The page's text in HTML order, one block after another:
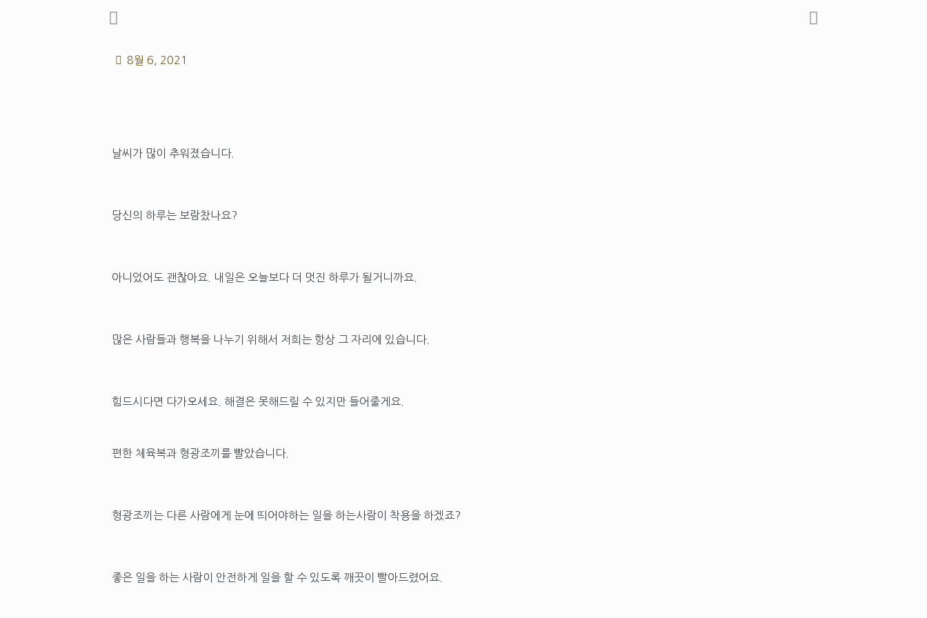
8월 6, 2021
날씨가 많이 추워졌습니다.
당신의 하루는 보람찼나요?
아니었어도 괜찮아요. 내일은 오늘보다 더 멋진 하루가 될거니까요.
많은 사람들과 행복을 나누기 위해서 저희는 항상 그 자리에 있습니다.
힘드시다면 다가오세요. 해결은 못해드릴 수 있지만 들어줄게요.
편한 체육복과 형광조끼를 빨았습니다.
형광조끼는 다른 사람에게 눈에 띄어야하는 일을 하는사람이 착용을 하겠죠?
좋은 일을 하는 사람이 안전하게 일을 할 수 있도록 깨끗이 빨아드렸어요.